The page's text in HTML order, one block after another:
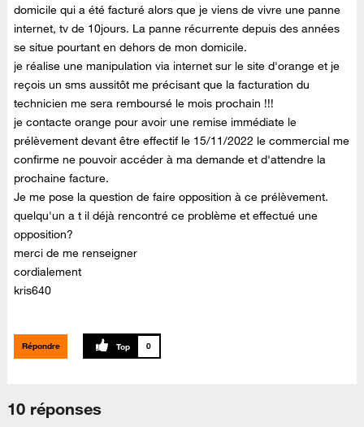
domicile qui a été facturé alors que je viens de vivre une panne
internet, tv de 10jours. La panne récurrente depuis des années
se situe pourtant en dehors de mon domicile.
je réalise une manipulation via internet sur le site d'orange et je
reçois un sms aussitôt me précisant que la facturation du
technicien me sera remboursé le mois prochain !!!
je contacte orange pour avoir une remise immédiate le
prélèvement devant être effectif le 15/11/2022 le commercial me
confirme ne pouvoir accéder à ma demande et d'attendre la
prochaine facture.
Je me pose la question de faire opposition à ce prélèvement.
quelqu'un a t il déjà rencontré ce problème et effectué une
opposition?
merci de me renseigner
cordialement
kris640
Répondre 0
10 réponses